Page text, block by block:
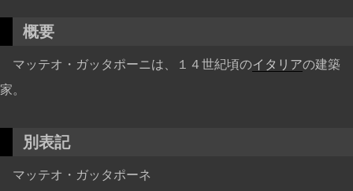
概要
マッテオ・ガッタポーニは、１４世紀頃のイタリアの建築
家。
別表記
マッテオ・ガッタポーネ